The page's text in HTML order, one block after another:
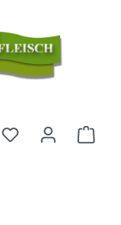
Du hast 0